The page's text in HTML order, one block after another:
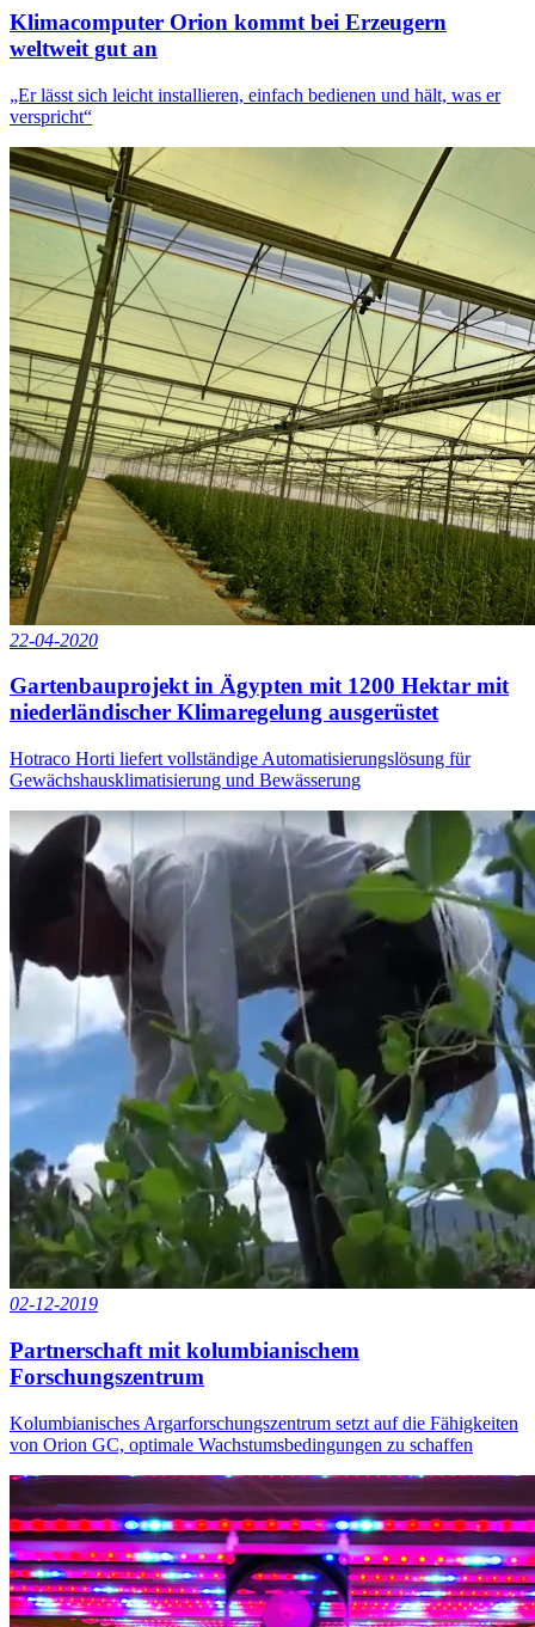
Klimacomputer Orion kommt bei Erzeugern
weltweit gut an
„Er lässt sich leicht installieren, einfach bedienen und hält, was er
verspricht“
22-04-2020
Gartenbauprojekt in Ägypten mit 1200 Hektar mit
niederländischer Klimaregelung ausgerüstet
Hotraco Horti liefert vollständige Automatisierungslösung für
Gewächshausklimatisierung und Bewässerung
02-12-2019
Partnerschaft mit kolumbianischem
Forschungszentrum
Kolumbianisches Argarforschungszentrum setzt auf die Fähigkeiten
von Orion GC, optimale Wachstumsbedingungen zu schaffen